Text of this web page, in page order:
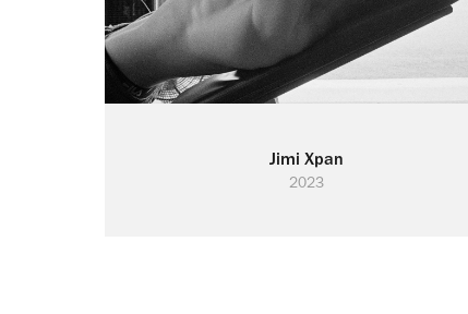
Jimi Xpan
2023